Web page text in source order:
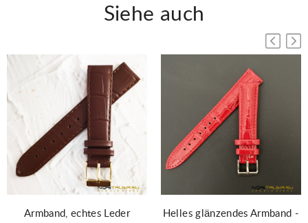
Siehe auch
Armband, echtes Leder
Helles glänzendes Armband -